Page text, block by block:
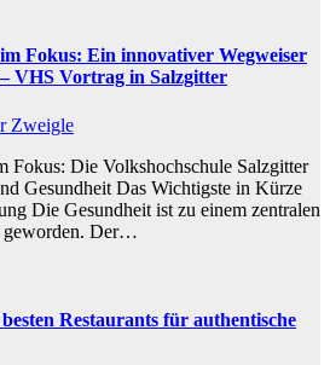
Fokus: Ein innovativer Wegweiser
VHS Vortrag in Salzgitter
Zweigle
Fokus: Die Volkshochschule Salzgitter
Gesundheit Das Wichtigste in Kürze
Die Gesundheit ist zu einem zentralen
geworden. Der…
Restaurants für authentische